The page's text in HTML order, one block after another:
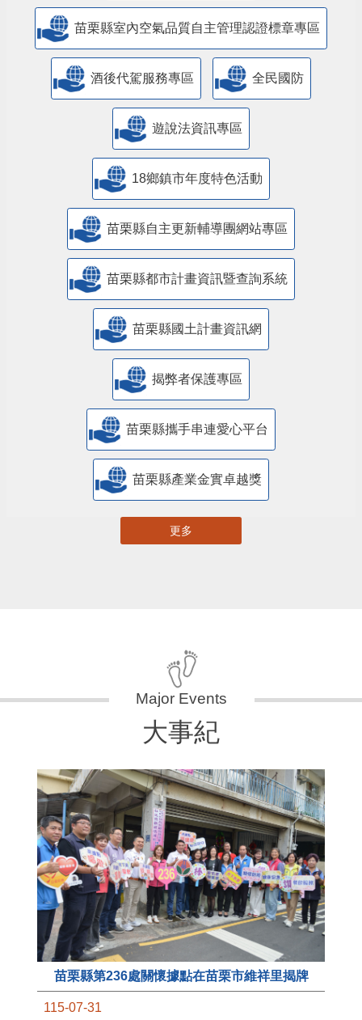
苗栗縣室內空氣品質自主管理認證標章專區
酒後代駕服務專區 全民國防
遊說法資訊專區
18鄉鎮市年度特色活動
苗栗縣自主更新輔導團網站專區
苗栗縣都市計畫資訊暨查詢系統
苗栗縣國土計畫資訊網
揭弊者保護專區
苗栗縣攜手串連愛心平台
苗栗縣產業金實卓越獎
更多
大事紀
苗栗縣第236處關懷據點在苗栗市維祥里揭牌
115-07-31